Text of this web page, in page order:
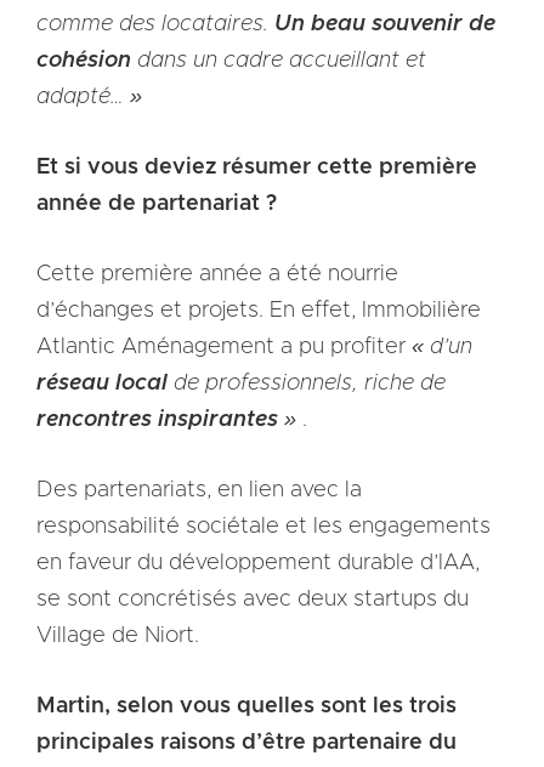
comme des locataires. Un beau souvenir de
cohésion dans un cadre accueillant et
adapté… »
Et si vous deviez résumer cette première
année de partenariat ?
Cette première année a été nourrie
d’échanges et projets. En effet, Immobilière
Atlantic Aménagement a pu profiter « d’un
réseau local de professionnels, riche de
rencontres inspirantes » .
Des partenariats, en lien avec la
responsabilité sociétale et les engagements
en faveur du développement durable d’IAA,
se sont concrétisés avec deux startups du
Village de Niort.
Martin, selon vous quelles sont les trois
principales raisons d’être partenaire du